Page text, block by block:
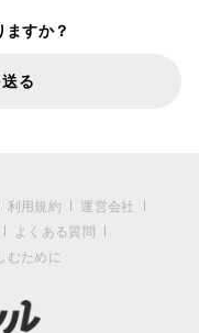
ますか？
る
利用規約
運営会社
よくある質問
むために